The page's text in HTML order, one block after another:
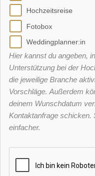
Hochzeitsreise
Fotobox
Weddingplanner:in
Hier kannst du angeben,
Unterstützung bei der
die jeweilige Branche
Vorschläge. Außerdem
deinem Wunschdatum
Kontaktanfrage schicken.
einfacher.